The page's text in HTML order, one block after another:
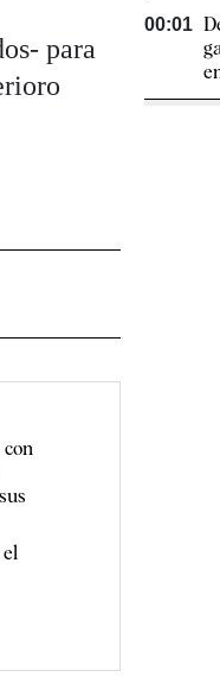
para
con
00:01